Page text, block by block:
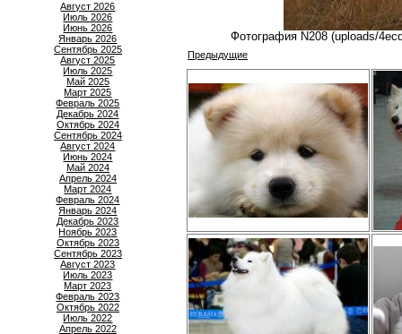
Август 2026
Июль 2026
Июнь 2026
Январь 2026
Сентябрь 2025
Август 2025
Июль 2025
Май 2025
Март 2025
Февраль 2025
Декабрь 2024
Октябрь 2024
Сентябрь 2024
Август 2024
Июнь 2024
Май 2024
Апрель 2024
Март 2024
Февраль 2024
Январь 2024
Декабрь 2023
Ноябрь 2023
Октябрь 2023
Сентябрь 2023
Август 2023
Июль 2023
Март 2023
Февраль 2023
Октябрь 2022
Июль 2022
Апрель 2022
Фотография N208 (uploads/
Предыдущие